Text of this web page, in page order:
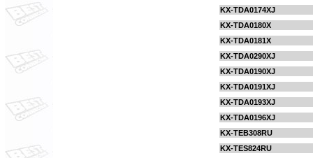
KX-TDA0174XJ
KX-TDA0180X
KX-TDA0181X
KX-TDA0290XJ
KX-TDA0190XJ
KX-TDA0191XJ
KX-TDA0193XJ
KX-TDA0196XJ
KX-TEB308RU
KX-TES824RU